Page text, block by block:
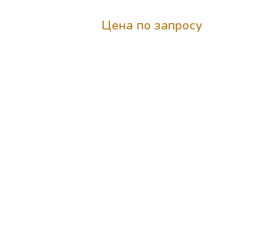
Цена по запросу